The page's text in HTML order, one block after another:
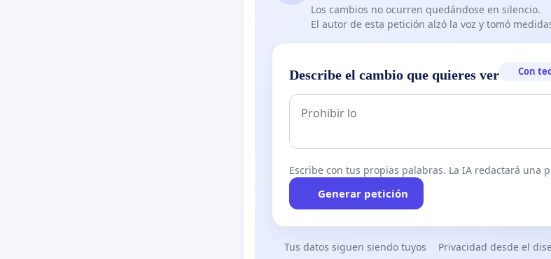
Los cambios no ocurren quedándose en silencio.
El autor de esta petición alzó la voz y tomó
Describe el cambio que quieres ver Con
Escribe con tus propias palabras. La IA redactará una
Generar petición
Tus datos siguen siendo tuyos Privacidad desde el